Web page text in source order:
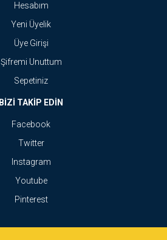
Hesabım
Yeni Üyelik
Üye Girişi
Şifremi Unuttum
Sepetiniz
BİZİ TAKİP EDİN
Facebook
Twitter
Instagram
Youtube
Pinterest